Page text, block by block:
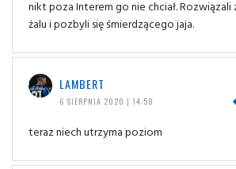
nikt poza Interem go nie chciał.
żalu i pozbyli się śmierdzącego jaja.
LAMBERT
6 SIERPNIA 2020 | 14:58
teraz niech utrzyma poziom